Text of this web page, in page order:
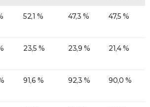
52,1 % 47,3 % 47,5 %
23,5 % 23,9 % 21,4 %
91,6 % 92,3 % 90,0 %